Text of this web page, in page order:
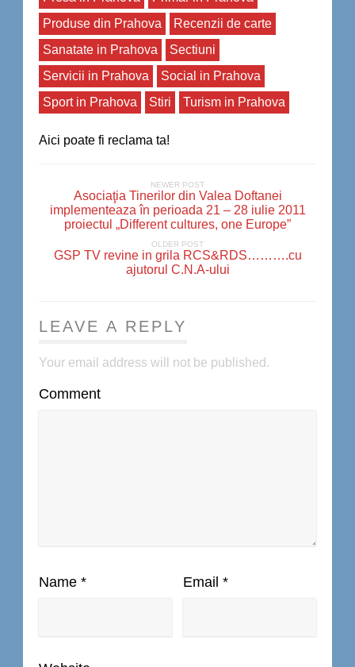
Produse din Prahova
Recenzii de carte
Sanatate in Prahova
Sectiuni
Servicii in Prahova
Social in Prahova
Sport in Prahova
Stiri Turism in Prahova
Aici poate fi reclama ta!
NEWER POST
Asociaţia Tinerilor din Valea Doftanei
implementeaza în perioada 21 – 28 iulie 2011
proiectul „Different cultures, one Europe”
OLDER POST
GSP TV revine in grila RCS&RDS……….cu
ajutorul C.N.A-ului
LEAVE A REPLY
Your email address will not be published.
Comment
Name * Email *